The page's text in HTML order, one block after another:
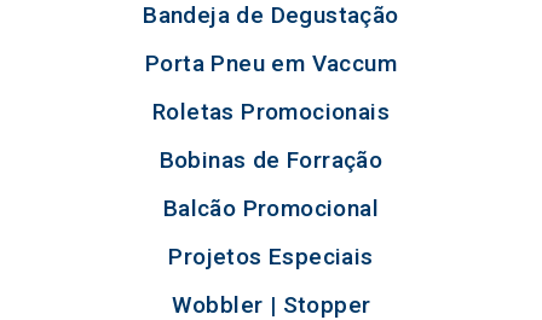
Bandeja de Degustação
Porta Pneu em Vaccum
Roletas Promocionais
Bobinas de Forração
Balcão Promocional
Projetos Especiais
Wobbler | Stopper